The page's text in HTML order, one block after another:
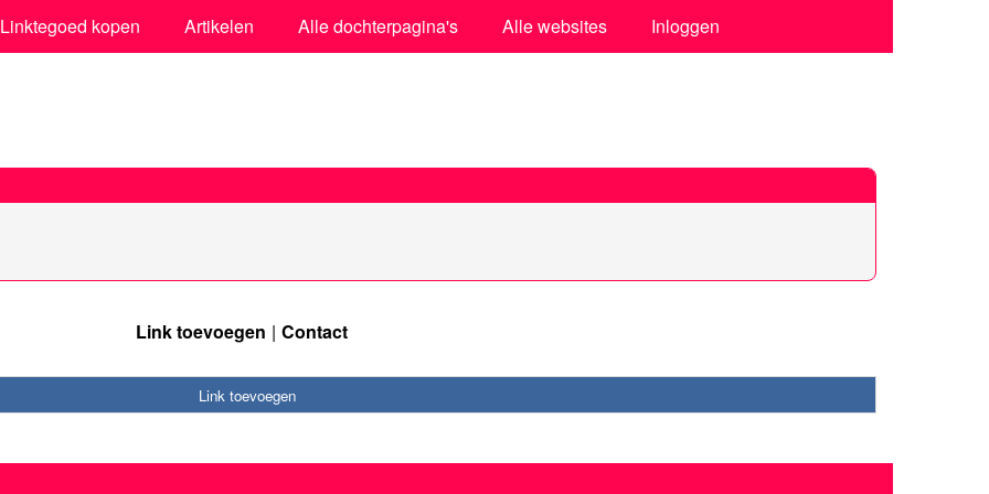
Linktegoed kopen Artikelen Alle dochterpagina's Alle websites Inloggen
Link toevoegen Contact
Link toevoegen